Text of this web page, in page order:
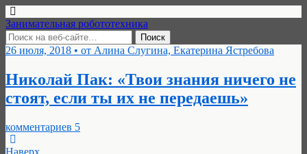
Занимательная робототехника
26 июля, 2018 • от Алина Слугина, Екатерина Ястребова
Николай Пак: «Твои знания ничего не
стоят, если ты их не передаешь»
комментариев 5
Наверх